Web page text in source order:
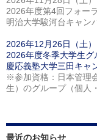
2026年度第4回フォー
明治大学駿河台キャン
2026年12月26日（土）
2026年度冬季大学生グ
慶応義塾大学三田キャ
※参加資格：日本管理
生）のグループ（個人
最近のお知らせ